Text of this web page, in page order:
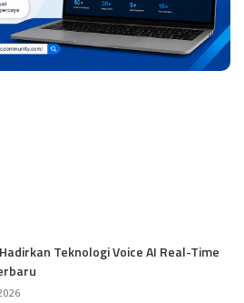
Teknologi Voice AI Real-Time